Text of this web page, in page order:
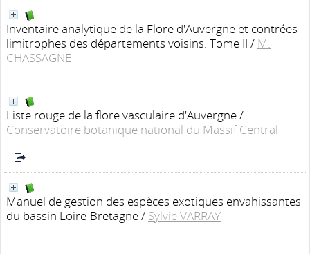
Inventaire analytique de la Flore d'Auvergne et contrées
limitrophes des départements voisins. Tome II / M.
CHASSAGNE
Liste rouge de la flore vasculaire d'Auvergne/
Conservatoire botanique national du Massif Central
Manuel de gestion des espèces exotiques envahissantes
du bassin Loire-Bretagne/ Sylvie VARRAY